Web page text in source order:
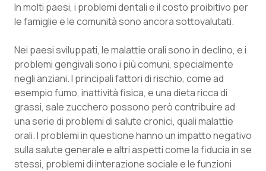
Valle D’Aosta
Oncodermatologia
Oncologia & Nutrizione
Psoriasi & pelle
Quotidiano Cardiologia
Quotidiano Chirurgia
In molti paesi, i problemi dentali e il costo proibitivo per
le famiglie e le comunità sono ancora sottovalutati.
Nei paesi sviluppati, le malattie orali sono in declino, e i
problemi gengivali sono i più comuni, specialmente
negli anziani. I principali fattori di rischio, come ad
esempio fumo, inattività fisica, e una dieta ricca di
grassi, sale zucchero possono però contribuire ad
una serie di problemi di salute cronici, quali malattie
orali. I problemi in questione hanno un impatto negativo
sulla salute generale e altri aspetti come la fiducia in se
stessi, problemi di interazione sociale e le funzioni